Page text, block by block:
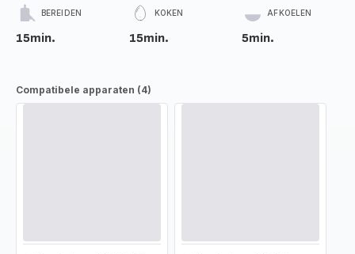
BEREIDEN
15min.
KOKEN
15min.
AFKOELEN
5min.
Compatibele apparaten (4)